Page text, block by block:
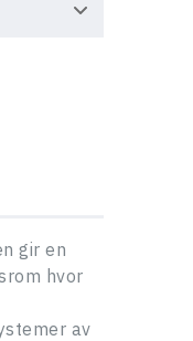
gir en
hvor
av